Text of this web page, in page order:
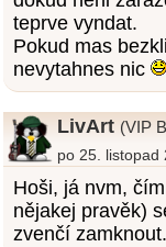
teprve vyndat.
Pokud mas
nevytahnes nic
LivArt (VIP
po 25.
Hoši, já nvm,
nějakej pravěk)
zvenčí